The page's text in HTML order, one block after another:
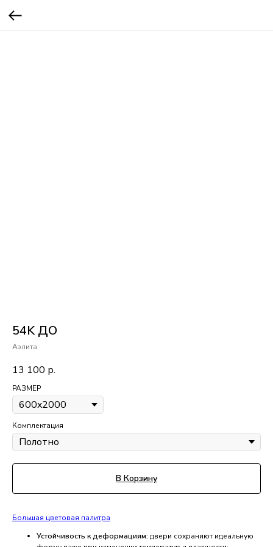
54K ДО
Аэлита
13 100 р.
РАЗМЕР
Комплектация
В Корзину
Большая цветовая палитра
Устойчивость к деформациям: двери сохраняют идеальную